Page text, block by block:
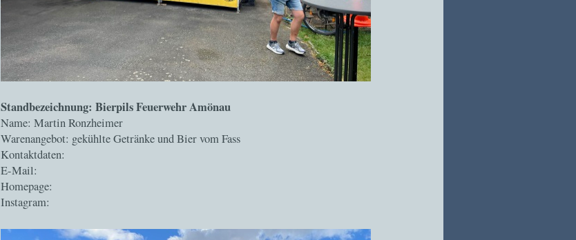
Standbezeichnung: Bierpils Feuerwehr Amönau
Name: Martin Ronzheimer
Warenangebot: gekühlte Getränke und Bier vom Fass
Kontaktdaten:
E-Mail:
Homepage:
Instagram: